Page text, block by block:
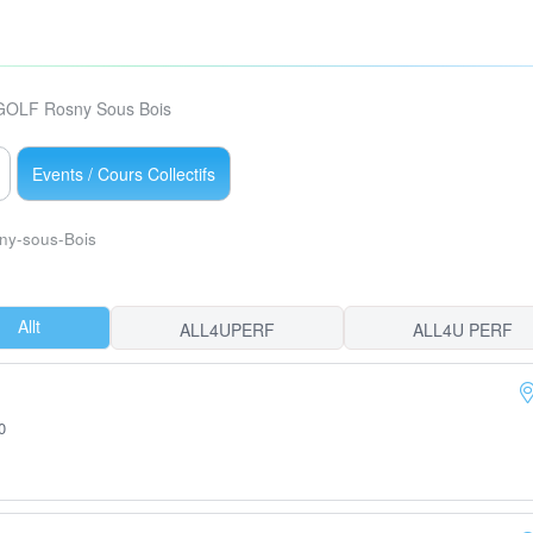
Rosny Sous Bois
Events / Cours Collectifs
sous-Bois
Allt ALL4UPERF ALL4U PERF